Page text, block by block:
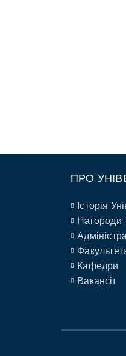
ПРО
Історія
Нагороди
Кафедри
Вакансії